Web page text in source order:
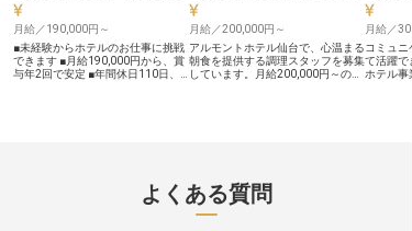
しています。 月給190,000円からの
スタートで、年2回の賞与（昨年度
実績3.8カ月）と年1回の昇給があ
り、頑張りがしっかりと評価されま
す。 年間休日110日、シフト制でプ
ライベートも充実。 社会保険完備
はもちろん、全国のグループホテル
険完備は
や育児休
変化に
ます。
の両立も
てなし
なた自身
月給／190,000円～
■未経験からホテルのお仕事に挑戦
できます ■月給190,000円から、賞
与年2回で安定 ■年間休日110日、
様が快適に過ごせるよう心を込めた
おもてなしをお願いします。 お客
月給／200,000円～
アルモントホテル仙台で、心温まる
朝食を提供する調理スタッフを募集
しています。月給200,000円～の契
境です。 ※2025年04月17日時点の
情報です
月給／
コミュニ
て活躍で
ホテル事
よくある質問